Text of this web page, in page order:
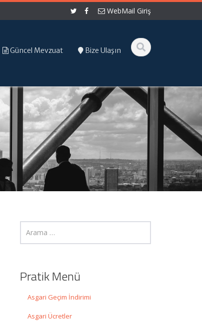
WebMail Giriş
Güncel Mevzuat Bize Ulaşın
Pratik Menü
Asgari Geçim İndirimi
Asgari Ücretler